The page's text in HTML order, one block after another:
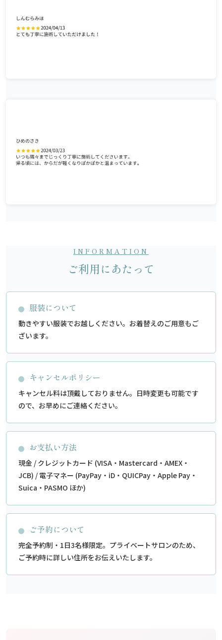
INFORMATION
ご利用にあたって
服装について
動きやすい服装でお越しください。お着替えのご用意もご
ざいます。
キャンセルポリシー
キャンセル料は頂戴しておりません。日時変更も可能です
ので、お早めにご連絡ください。
お支払い方法
現金 / クレジットカード (VISA・Mastercard・AMEX・
JCB) / 電子マネー (PayPay・iD・QUICPay・Apple Pay・
Suica・PASMO ほか)
ご予約について
完全予約制・1日3名様限定。プライベートサロンのため、
ご予約時に詳しい住所をお伝えいたします。